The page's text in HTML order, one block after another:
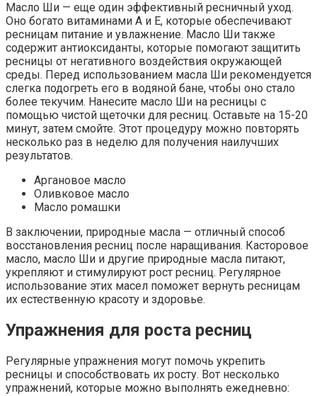
Масло Ши — еще один эффективный ресничный уход.
Оно богато витаминами А и Е, которые обеспечивают
ресницам питание и увлажнение. Масло Ши также
содержит антиоксиданты, которые помогают защитить
ресницы от негативного воздействия окружающей
среды. Перед использованием масла Ши рекомендуется
слегка подогреть его в водяной бане, чтобы оно стало
более текучим. Нанесите масло Ши на ресницы с
помощью чистой щеточки для ресниц. Оставьте на 15-20
минут, затем смойте. Этот процедуру можно повторять
несколько раз в неделю для получения наилучших
результатов.
Аргановое масло
Оливковое масло
Масло ромашки
В заключении, природные масла — отличный способ
восстановления ресниц после наращивания. Касторовое
масло, масло Ши и другие природные масла питают,
укрепляют и стимулируют рост ресниц. Регулярное
использование этих масел поможет вернуть ресницам
их естественную красоту и здоровье.
Упражнения для роста ресниц
Регулярные упражнения могут помочь укрепить
ресницы и способствовать их росту. Вот несколько
упражнений, которые можно выполнять ежедневно: